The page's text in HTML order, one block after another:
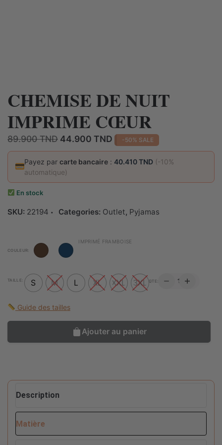
CHEMISE DE NUIT
IMPRIME CŒUR
89.900TND Le
prix
initial
était :
89.900 TND.
44.900 TND Le
prix
actuel
44.900 TND.
-50% SALE
Payez parcarte bancaire :40.410 TND (-10%
automatique)
En stock
SKU: 22194 Categories: Outlet, Pyjamas
QTE:
COULEUR:
IMPRIMÉ FRAMBOISE
TAILLE: S M L XL XXL 3XL
Guide des tailles
Ajouter au panier
Matière
Description